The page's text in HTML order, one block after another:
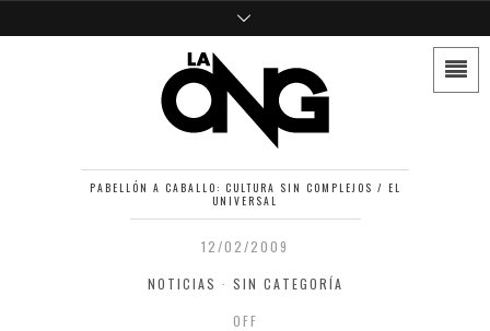
PABELLÓN A CABALLO: CULTURA SIN COMPLEJOS / EL
UNIVERSAL
12/02/2009
NOTICIAS · SIN CATEGORÍA
OFF